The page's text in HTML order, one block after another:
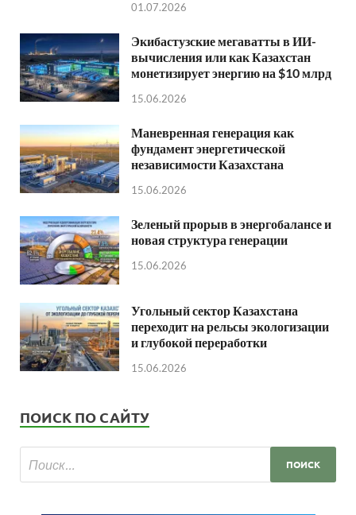
01.07.2026
Экибастузские мегаватты в ИИ-
вычисления или как Казахстан
монетизирует энергию на $10 млрд
15.06.2026
Маневренная генерация как
фундамент энергетической
независимости Казахстана
15.06.2026
Зеленый прорыв в энергобалансе и
новая структура генерации
15.06.2026
Угольный сектор Казахстана
переходит на рельсы экологизации
и глубокой переработки
15.06.2026
ПОИСК ПО САЙТУ